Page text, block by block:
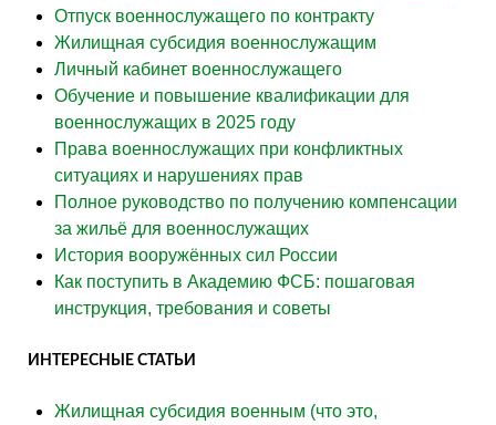
Отпуск военнослужащего по контракту
Жилищная субсидия военнослужащим
Личный кабинет военнослужащего
Обучение и повышение квалификации для
военнослужащих в 2025 году
Права военнослужащих при конфликтных
ситуациях и нарушениях прав
Полное руководство по получению компенсации
за жильё для военнослужащих
История вооружённых сил России
Как поступить в Академию ФСБ: пошаговая
инструкция, требования и советы
ИНТЕРЕСНЫЕ СТАТЬИ
Жилищная субсидия военным (что это,